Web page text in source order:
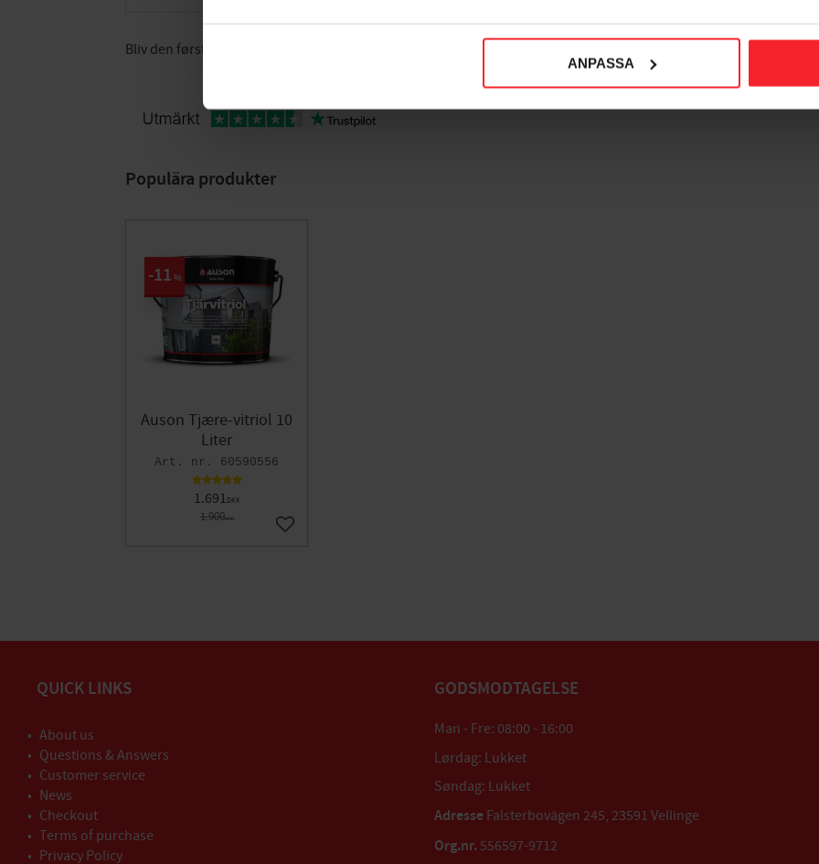
ANPASSA
Bliv den første, der giver en bedømmelse.
Populära produkter
Auson Tjære-vitriol 10
Liter
60590556
1.691DKK
1.900DKK
11 %
Gem som favorit
QUICK LINKS
About us
Questions & Answers
Customer service
News
Checkout
Terms of purchase
Privacy Policy
GODSMODTAGELSE
Man - Fre: 08:00 - 16:00
Lørdag: Lukket
Søndag: Lukket
AdresseFalsterbovägen 245, 23591 Vellinge
Org.nr. 556597-9712